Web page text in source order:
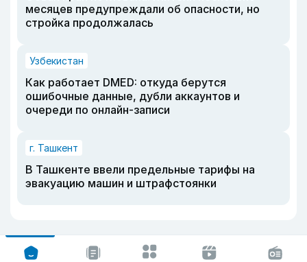
месяцев предупреждали об опасности, но
стройка продолжалась
Узбекистан
Как работает DMED: откуда берутся
ошибочные данные, дубли аккаунтов и
очереди по онлайн-записи
г. Ташкент
В Ташкенте ввели предельные тарифы на
эвакуацию машин и штрафстоянки